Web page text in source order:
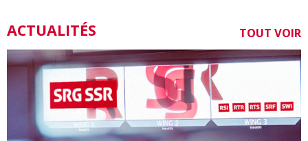
ACTUALITÉS TOUT VOIR